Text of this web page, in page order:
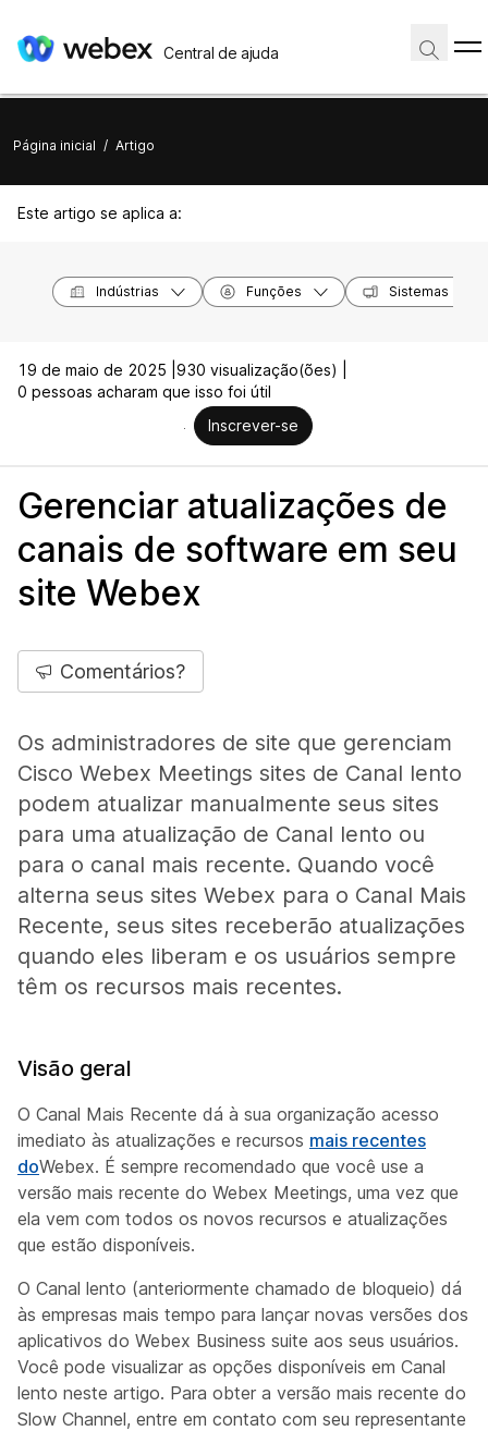
Central de ajuda
Página inicial / Artigo
Este artigo se aplica a:
Indústrias Funções Sistemas
19 de maio de 2025 | 930 visualização(ões) |
0 pessoas acharam que isso foi útil
Inscrever-se
Gerenciar atualizações de
canais de software em seu
site Webex
Comentários?
Os administradores de site que gerenciam
Cisco Webex Meetings sites de Canal lento
podem atualizar manualmente seus sites
para uma atualização de Canal lento ou
para o canal mais recente. Quando você
alterna seus sites Webex para o Canal Mais
Recente, seus sites receberão atualizações
quando eles liberam e os usuários sempre
têm os recursos mais recentes.
Visão geral
O Canal Mais Recente dá à sua organização acesso
imediato às atualizações e recursos mais recentes
doWebex. É sempre recomendado que você use a
versão mais recente do Webex Meetings, uma vez que
ela vem com todos os novos recursos e atualizações
que estão disponíveis.
O Canal lento (anteriormente chamado de bloqueio) dá
às empresas mais tempo para lançar novas versões dos
aplicativos do Webex Business suite aos seus usuários.
Você pode visualizar as opções disponíveis em Canal
lento neste artigo. Para obter a versão mais recente do
Slow Channel, entre em contato com seu representante